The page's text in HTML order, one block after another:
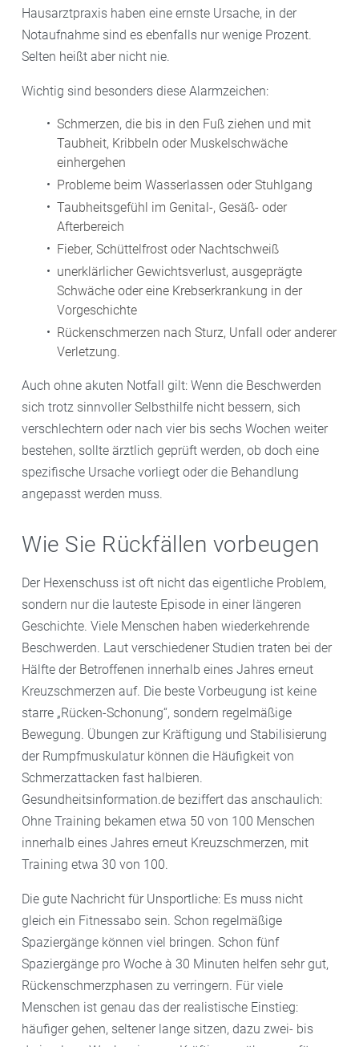
Hausarztpraxis haben eine ernste Ursache, in der
Notaufnahme sind es ebenfalls nur wenige Prozent.
Selten heißt aber nicht nie.
Wichtig sind besonders diese Alarmzeichen:
Schmerzen, die bis in den Fuß ziehen und mit
Taubheit, Kribbeln oder Muskelschwäche
einhergehen
Probleme beim Wasserlassen oder Stuhlgang
Taubheitsgefühl im Genital-, Gesäß- oder
Afterbereich
Fieber, Schüttelfrost oder Nachtschweiß
unerklärlicher Gewichtsverlust, ausgeprägte
Schwäche oder eine Krebserkrankung in der
Vorgeschichte
Rückenschmerzen nach Sturz, Unfall oder anderer
Verletzung.
Auch ohne akuten Notfall gilt: Wenn die Beschwerden
sich trotz sinnvoller Selbsthilfe nicht bessern, sich
verschlechtern oder nach vier bis sechs Wochen weiter
bestehen, sollte ärztlich geprüft werden, ob doch eine
spezifische Ursache vorliegt oder die Behandlung
angepasst werden muss.
Wie Sie Rückfällen vorbeugen
Der Hexenschuss ist oft nicht das eigentliche Problem,
sondern nur die lauteste Episode in einer längeren
Geschichte. Viele Menschen haben wiederkehrende
Beschwerden. Laut verschiedener Studien traten bei der
Hälfte der Betroffenen innerhalb eines Jahres erneut
Kreuzschmerzen auf. Die beste Vorbeugung ist keine
starre „Rücken-Schonung“, sondern regelmäßige
Bewegung. Übungen zur Kräftigung und Stabilisierung
der Rumpfmuskulatur können die Häufigkeit von
Schmerzattacken fast halbieren.
Gesundheitsinformation.de beziffert das anschaulich:
Ohne Training bekamen etwa 50 von 100 Menschen
innerhalb eines Jahres erneut Kreuzschmerzen, mit
Training etwa 30 von 100.
Die gute Nachricht für Unsportliche: Es muss nicht
gleich ein Fitnessabo sein. Schon regelmäßige
Spaziergänge können viel bringen. Schon fünf
Spaziergänge pro Woche à 30 Minuten helfen sehr gut,
Rückenschmerzphasen zu verringern. Für viele
Menschen ist genau das der realistische Einstieg:
häufiger gehen, seltener lange sitzen, dazu zwei- bis